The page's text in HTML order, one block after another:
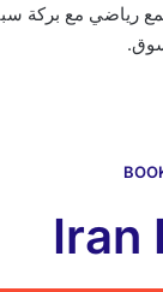
رياضي مع بركة
Iran